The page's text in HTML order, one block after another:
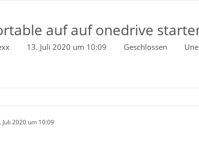
auf auf onedrive
13. Juli 2020 um 10:09 Geschlossen
Juli 2020 um 10:09